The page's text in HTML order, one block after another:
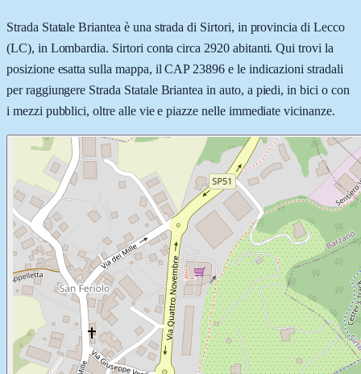
Strada Statale Briantea è una strada di Sirtori, in provincia di Lecco
(LC), in Lombardia. Sirtori conta circa 2920 abitanti. Qui trovi la
posizione esatta sulla mappa, il CAP 23896 e le indicazioni stradali
per raggiungere Strada Statale Briantea in auto, a piedi, in bici o con
i mezzi pubblici, oltre alle vie e piazze nelle immediate vicinanze.